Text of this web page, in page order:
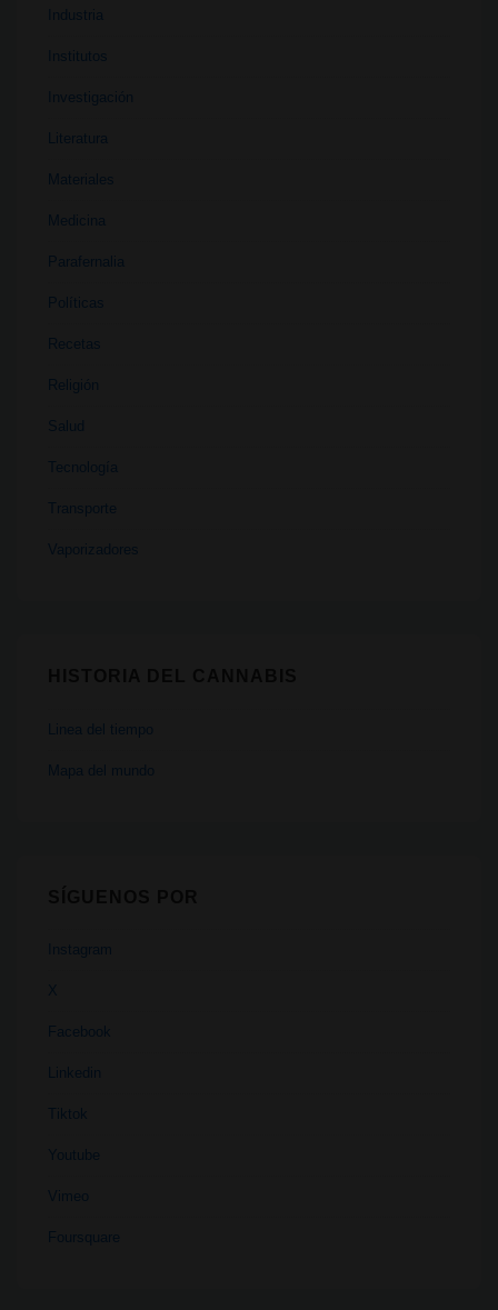
Industria
Institutos
Investigación
Literatura
Materiales
Medicina
Parafernalia
Políticas
Recetas
Religión
Salud
Tecnología
Transporte
Vaporizadores
Linea del tiempo
Mapa del mundo
Instagram
X
Facebook
Linkedin
Tiktok
Youtube
Vimeo
Foursquare